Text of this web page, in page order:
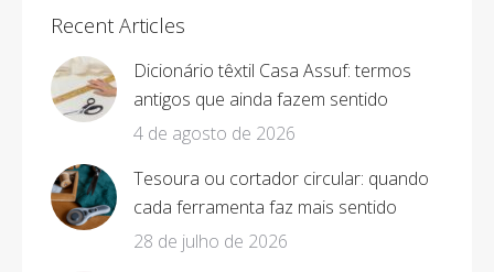
Recent Articles
Dicionário têxtil Casa Assuf: termos
antigos que ainda fazem sentido
4 de agosto de 2026
Tesoura ou cortador circular: quando
cada ferramenta faz mais sentido
28 de julho de 2026